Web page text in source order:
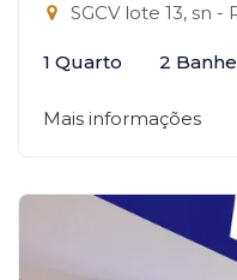
SGCV lote 13, sn -
1 Quarto 2
Mais informações